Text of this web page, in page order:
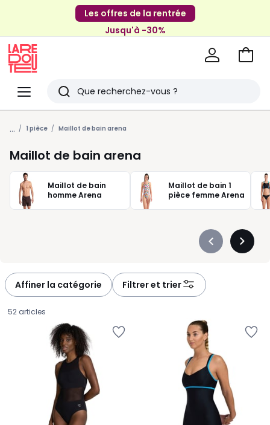
Les offres de la rentrée
Jusqu'à -30%
Menu
Redoute
Rechercher
Derniers
articles
vus
Aller
... 1 pièce Maillot de bain arena
Maillot de bain arena
Maillot de bain
homme Arena
Maillot de bain 1
pièce femme Arena
Précédent
Affiner la catégorie Filtrer et trier
52 articles